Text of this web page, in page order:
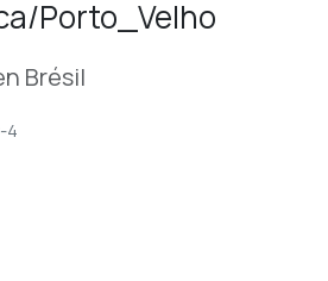
­Porto_Velho
Brésil
4